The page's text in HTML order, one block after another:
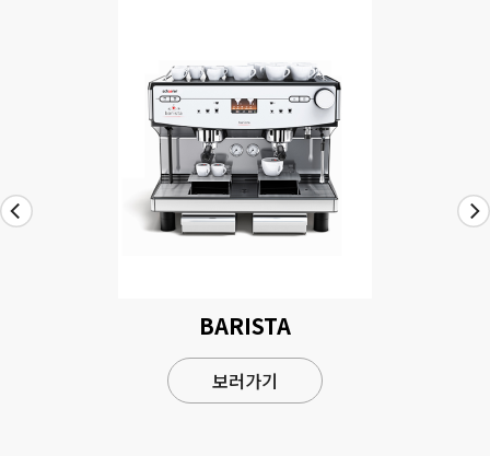
BARISTA
보러가기